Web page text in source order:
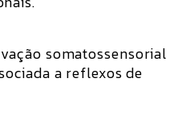
somatossensorial
a reflexos de